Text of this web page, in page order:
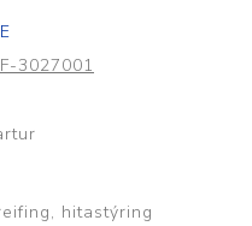
3027001
hitastýring